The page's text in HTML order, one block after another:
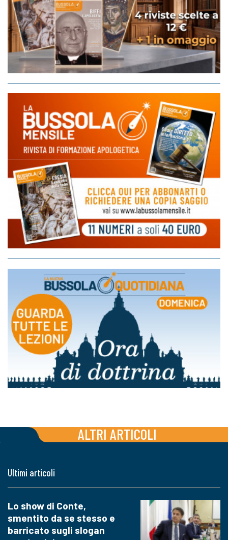
ALTRI ARTICOLI
Ultimi articoli
Lo show di Conte,
smentito da se stesso e
barricato sugli slogan